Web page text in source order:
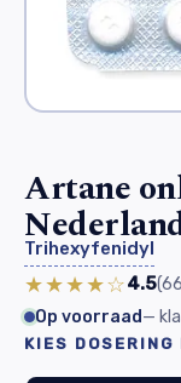
Artane
Trihexyfenidyl
★★★★☆4.5(66
Op voorraad—
KIES DOSERING